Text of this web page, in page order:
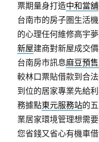
票期量身打造中和當舖
台南市的房子圏生活
的心理任何維修高宇
新屋建商對新屋成交
台南房市訊息麻豆預
較林口票貼借款到合
到位的居家專業先給
務據點東元服務站的
業居家環境管理想需
您省錢又省心有機車